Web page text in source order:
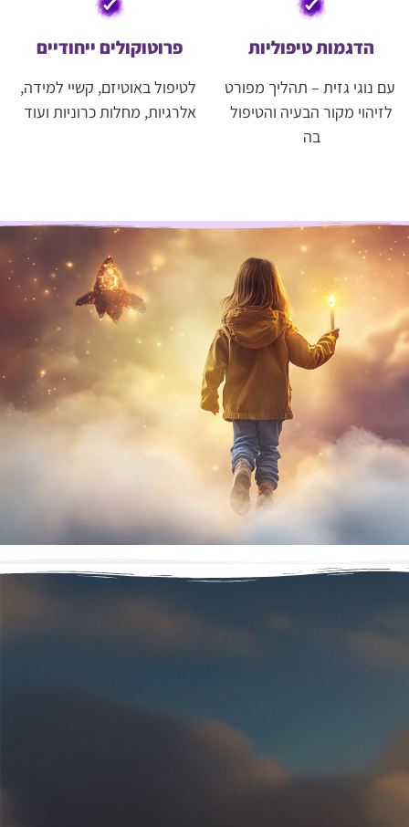
הדגמות טיפוליות
עם נוגי גזית – תהליך מפורט
לזיהוי מקור הבעיה והטיפול
בה
פרוטוקולים ייחודיים
לטיפול באוטיזם, קשיי למידה,
אלרגיות, מחלות כרוניות ועוד